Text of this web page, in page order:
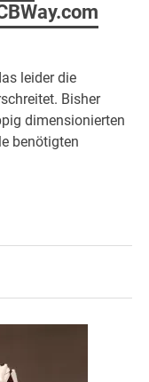
leider die
Bisher
dimensionierten
benötigten